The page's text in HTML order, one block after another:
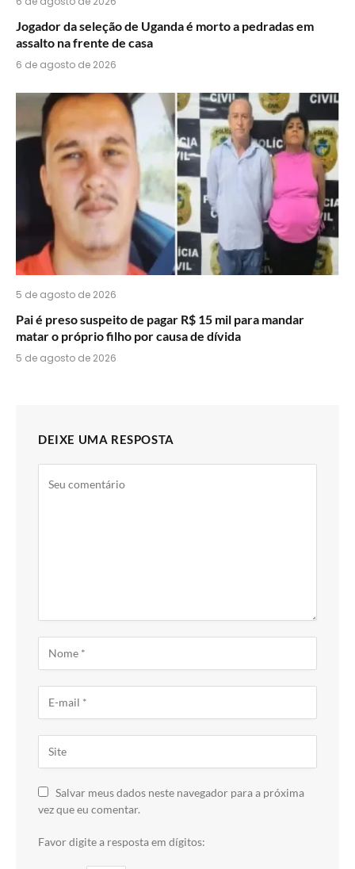
Jogador da seleção de Uganda é morto a pedradas em
assalto na frente de casa
6 de agosto de 2026
5 de agosto de 2026
Pai é preso suspeito de pagar R$ 15 mil para mandar
matar o próprio filho por causa de dívida
5 de agosto de 2026
DEIXE UMA RESPOSTA
Salvar meus dados neste navegador para a próxima
vez que eu comentar.
Favor digite a resposta em dígitos: